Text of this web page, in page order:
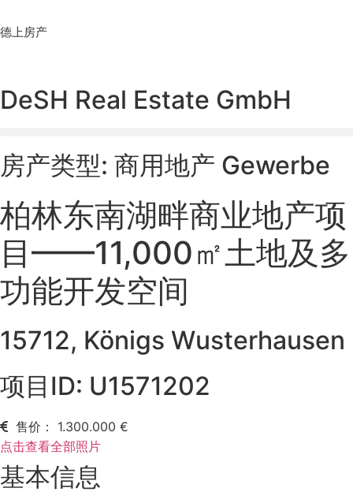
to
德上房产
DeSH Real Estate GmbH
房产类型: 商用地产 Gewerbe
柏林东南湖畔商业地产项
目——11,000㎡土地及多
功能开发空间
15712, Königs Wusterhausen
项目ID: U1571202
售价： 1.300.000 €
点击查看全部照片
基本信息